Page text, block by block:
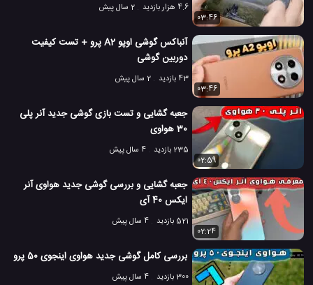
4.6 هزار بازدید
2 سال پیش
03:46
آنباکس گوشی اوپو A2 پرو + تست کیفیت
دوربین گوشی
43 بازدید
2 سال پیش
03:46
جعبه گشایی و تست بازی گوشی جدید آنر پلی
30 هواوی
235 بازدید
4 سال پیش
02:59
جعبه گشایی و بررسی گوشی جدید هواوی آنر
ایکس 40 آی
521 بازدید
4 سال پیش
02:24
بررسی کامل گوشی جدید هواوی اینجوی 50 پرو
300 بازدید 4 سال پیش